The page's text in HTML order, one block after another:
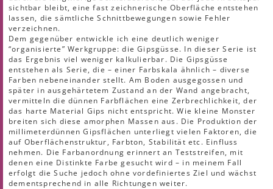
sichtbar bleibt, eine fast zeichnerische Oberfläche entstehen
lassen, die sämtliche Schnittbewegungen sowie Fehler
verzeichnen.
Dem gegenüber entwickle ich eine deutlich weniger
“organisierte” Werkgruppe: die Gipsgüsse. In dieser Serie ist
das Ergebnis viel weniger kalkulierbar. Die Gipsgüsse
entstehen als Serie, die – einer Farbskala ähnlich – diverse
Farben nebeneinander stellt. Am Boden ausgegossen und
später in ausgehärtetem Zustand an der Wand angebracht,
vermitteln die dünnen Farbflächen eine Zerbrechlichkeit, der
das harte Material Gips nicht entspricht. Wie kleine Monster
breiten sich diese amorphen Massen aus. Die Produktion der
millimeterdünnen Gipsflächen unterliegt vielen Faktoren, die
auf Oberflächenstruktur, Farbton, Stabilität etc. Einfluss
nehmen. Die Farbanordnung erinnert an Teststreifen, mit
denen eine Distinkte Farbe gesucht wird – in meinem Fall
erfolgt die Suche jedoch ohne vordefiniertes Ziel und wächst
dementsprechend in alle Richtungen weiter.